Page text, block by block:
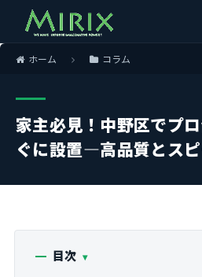
ホーム コラム
家主必見！中野区でプ
ぐに設置―高品質とス
目次